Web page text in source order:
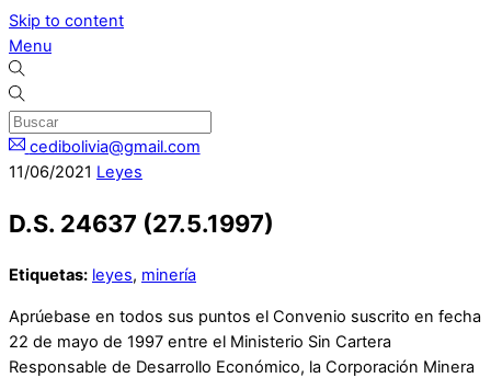
Skip to content
Menu
cedibolivia@gmail.com
11/06/2021 Leyes
D.S. 24637 (27.5.1997)
Etiquetas: leyes, minería
Aprúebase en todos sus puntos el Convenio suscrito en fecha
22 de mayo de 1997 entre el Ministerio Sin Cartera
Responsable de Desarrollo Económico, la Corporación Minera